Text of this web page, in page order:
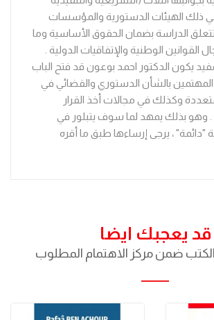
في ذلك الهيئات الدستورية والمؤسسات
الدراسة بضمان الحقوق الأساسية وما
القوانين الوطنية والإتفاقيات الدولية .
يكون الدكتور احمد بوعون قد فتح الباب
المهتمين بالشأن الدستوري والقضائي في
وكذلك في مجالات أخذ القرار
. وهو بذلك يمهد لما سوف يتبلور في
، يرجى إرساءها طبق ما أقره
قد يعجبك ايضا
ضمن مركز الاهتمام المطلوب